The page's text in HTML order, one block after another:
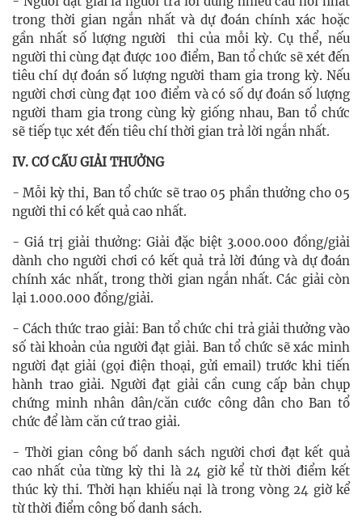
trong thời gian ngắn nhất và dự đoán chính xác hoặc
gần nhất số lượng người thi của mỗi kỳ. Cụ thể, nếu
người thi cùng đạt được 100 điểm, Ban tổ chức sẽ xét đến
tiêu chí dự đoán số lượng người tham gia trong kỳ. Nếu
người chơi cùng đạt 100 điểm và có số dự đoán số lượng
người tham gia trong cùng kỳ giống nhau, Ban tổ chức
sẽ tiếp tục xét đến tiêu chí thời gian trả lời ngắn nhất.
IV. CƠ CẤU GIẢI THƯỞNG
- Mỗi kỳ thi, Ban tổ chức sẽ trao 05 phần thưởng cho 05
người thi có kết quả cao nhất.
- Giá trị giải thưởng: Giải đặc biệt 3.000.000 đồng/giải
dành cho người chơi có kết quả trả lời đúng và dự đoán
chính xác nhất, trong thời gian ngắn nhất. Các giải còn
lại 1.000.000 đồng/giải.
- Cách thức trao giải: Ban tổ chức chi trả giải thưởng vào
số tài khoản của người đạt giải. Ban tổ chức sẽ xác minh
người đạt giải (gọi điện thoại, gửi email) trước khi tiến
hành trao giải. Người đạt giải cần cung cấp bản chụp
chứng minh nhân dân/căn cước công dân cho Ban tổ
chức để làm căn cứ trao giải.
- Thời gian công bố danh sách người chơi đạt kết quả
cao nhất của từng kỳ thi là 24 giờ kể từ thời điểm kết
thúc kỳ thi. Thời hạn khiếu nại là trong vòng 24 giờ kể
từ thời điểm công bố danh sách.